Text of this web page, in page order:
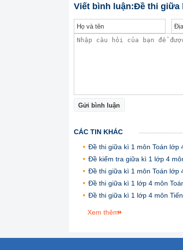
Viết bình luận:Đề thi giữa
Gửi bình luận
CÁC TIN KHÁC
Đề thi giữa kì 1 môn Toán lớp
Đề kiểm tra giữa kì 1 lớp 4
Đề thi giữa kì 1 môn Toán lớp
Đề thi giữa kì 1 lớp 4 môn
Đề thi giữa kì 1 lớp 4 môn
Xem thêm